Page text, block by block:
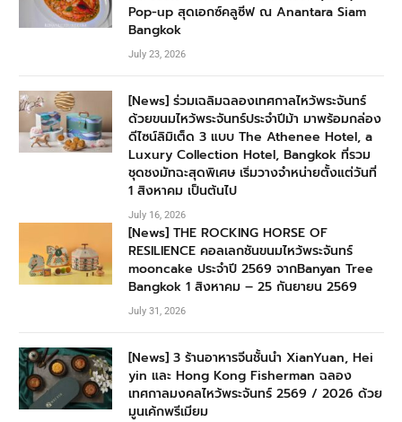
Pop-up สุดเอกซ์คลูซีฟ ณ Anantara Siam
Bangkok
July 23, 2026
[News] ร่วมเฉลิมฉลองเทศกาลไหว้พระจันทร์
ด้วยขนมไหว้พระจันทร์ประจำปีม้า มาพร้อมกล่อง
ดีไซน์ลิมิเต็ด 3 แบบ The Athenee Hotel, a
Luxury Collection Hotel, Bangkok ที่รวม
ชุดชงมัทฉะสุดพิเศษ เริ่มวางจำหน่ายตั้งแต่วันที่
1 สิงหาคม เป็นต้นไป
July 16, 2026
[News] THE ROCKING HORSE OF
RESILIENCE คอลเลกชันขนมไหว้พระจันทร์
mooncake ประจำปี 2569 จากBanyan Tree
Bangkok 1 สิงหาคม – 25 กันยายน 2569
July 31, 2026
[News] 3 ร้านอาหารจีนชั้นนำ XianYuan, Hei
yin และ Hong Kong Fisherman ฉลอง
เทศกาลมงคลไหว้พระจันทร์ 2569 / 2026 ด้วย
มูนเค้กพรีเมียม